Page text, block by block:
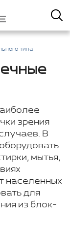
типа
зрения
В
мытья,
населенных
для
из блок-